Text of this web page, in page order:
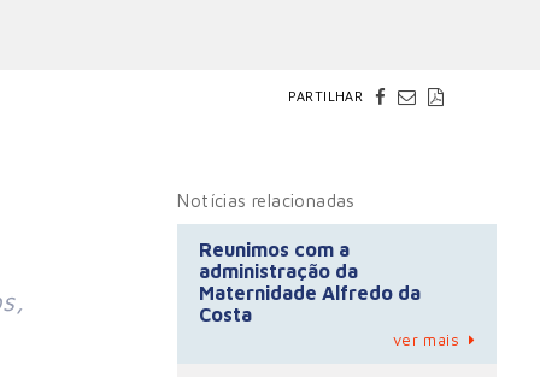
PARTILHAR
Notícias relacionadas
Reunimos com a
administração da
Maternidade Alfredo da
Costa
ver mais